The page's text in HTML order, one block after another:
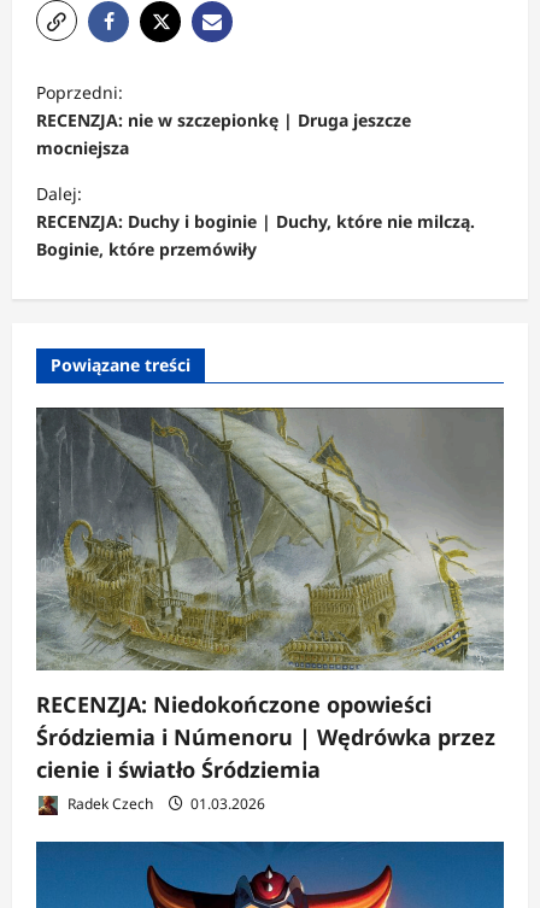
o
b
a
c
z
w
i
s
y
Poprzedni:
RECENZJA: nie w szczepionkę | Druga jeszcze
mocniejsza
Dalej:
RECENZJA: Duchy i boginie | Duchy, które nie milczą.
Boginie, które przemówiły
Powiązane treści
RECENZJA: Niedokończone opowieści
Śródziemia i Númenoru | Wędrówka przez
cienie i światło Śródziemia
Radek Czech 01.03.2026